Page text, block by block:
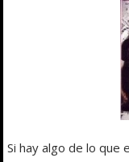
Si hay algo de lo